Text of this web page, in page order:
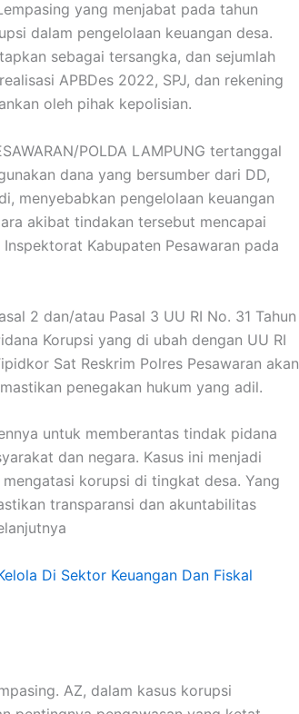
yang menjabat pada tahun
dalam pengelolaan keuangan desa.
sebagai tersangka, dan sejumlah
APBDes 2022, SPJ, dan rekening
oleh pihak kepolisian.
POLDA LAMPUNG tertanggal
dana yang bersumber dari DD,
menyebabkan pengelolaan keuangan
akibat tindakan tersebut mencapai
Kabupaten Pesawaran pada
2 dan/atau Pasal 3 UU RI No. 31 Tahun
Korupsi yang di ubah dengan UU RI
Sat Reskrim Polres Pesawaran akan
penegakan hukum yang adil.
untuk memberantas tindak pidana
dan negara. Kasus ini menjadi
korupsi di tingkat desa. Yang
transparansi dan akuntabilitas
Di Sektor Keuangan Dan Fiskal
AZ, dalam kasus korupsi